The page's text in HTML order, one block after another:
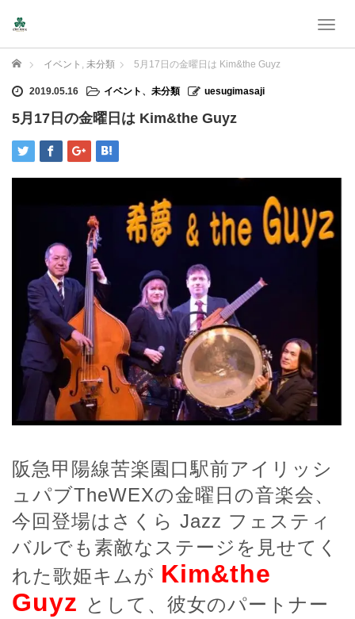
T
t
i
Home イベント , 未分類 5月17日の金曜日は Kim&the Guyz
2019.05.16 イベント 、 未分類 uesugimasaji
5月17日の金曜日は Kim&the Guyz
阪急甲陽線苦楽園口駅前アイリッシ
ュパブTheWEXの金曜日の音楽会、
今回登場はさくら Jazz フェスティ
バルでも素敵なステージを見せてく
れた歌姫キムが Kim&the
Guyz として、彼女のパートナー